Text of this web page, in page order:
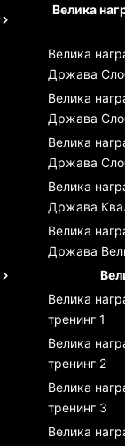
Велика
Велика
Држава
Велика
Држава
Велика
Држава
Велика
Држава
Велика
Држава
Велика
тренинг 1
Велика
тренинг 2
Велика
тренинг 3
Велика